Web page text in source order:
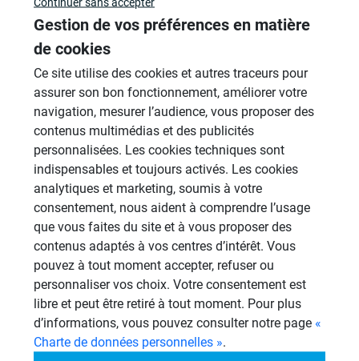
Revêtement Finition
Douches à l'Italienne
1485 Sujets
Cabines de hammam
26 Sujets
Systèmes de panneaux à carreler
Aménagement Agencement
21 Sujets
Autres
949 Sujets
Gestion de vos préférences en matière
de cookies
Ce site utilise des cookies et autres traceurs pour
assurer son bon fonctionnement, améliorer votre
navigation, mesurer l’audience, vous proposer des
contenus multimédias et des publicités
personnalisées. Les cookies techniques sont
indispensables et toujours activés. Les cookies
analytiques et marketing, soumis à votre
consentement, nous aident à comprendre l’usage
que vous faites du site et à vous proposer des
contenus adaptés à vos centres d’intérêt. Vous
pouvez à tout moment accepter, refuser ou
personnaliser vos choix. Votre consentement est
libre et peut être retiré à tout moment. Pour plus
d’informations, vous pouvez consulter notre page «
Charte de données personnelles ».